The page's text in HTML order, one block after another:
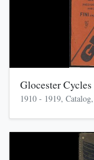
Glocester
1910 - 1919,